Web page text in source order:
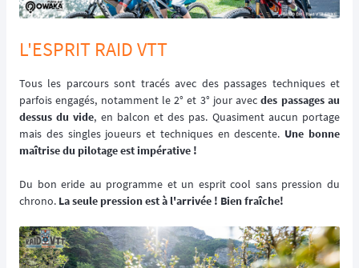
L'ESPRIT RAID VTT
Tous les parcours sont tracés avec des passages techniques et
parfois engagés, notamment le 2° et 3° jour avecdes passages au
dessus du vide, en balcon et des pas. Quasiment aucun portage
mais des singles joueurs et techniques en descente. Une bonne
maîtrise du pilotage est impérative !
Du bon eride au programme et un esprit cool sans pression du
chrono. La seule pression est à l'arrivée ! Bien fraîche!